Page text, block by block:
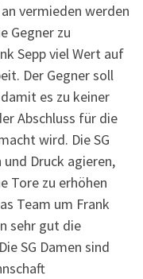
vermieden werden
Gegner zu
Sepp viel Wert auf
Der Gegner soll
es zu keiner
Abschluss für die
wird. Die SG
Druck agieren,
Tore zu erhöhen
Team um Frank
sehr gut die
SG Damen sind